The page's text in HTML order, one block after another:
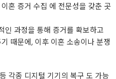
혼 증거 수집 에 전문성을 갖춘 곳
인 과정을 통해 증거를 확보하고
때문에, 이후 이혼 소송이나 분쟁
각종 디지털 기기의 복구 도 가능